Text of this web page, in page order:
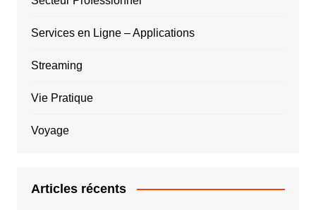
Services en Ligne – Applications
Streaming
Vie Pratique
Voyage
Articles récents